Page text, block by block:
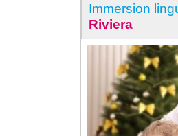
Immersion
Riviera